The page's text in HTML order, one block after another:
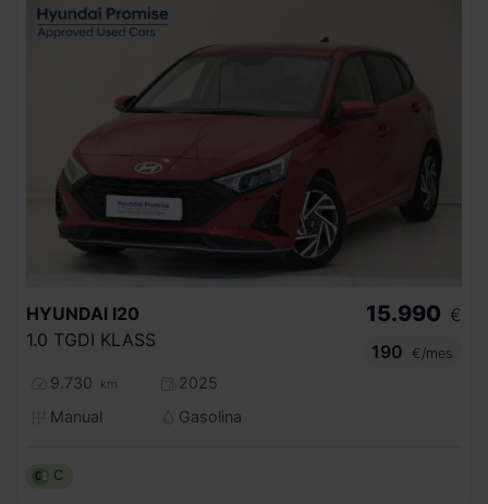
HYUNDAI I20
1.0 TGDI KLASS
9.730 km
2025
Manual
Gasolina
15.990 €
190
€/mes
C